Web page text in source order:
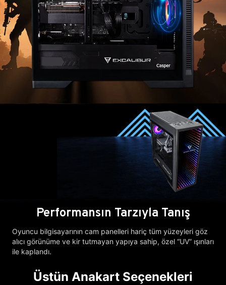
Performansın Tarzıyla Tanış
Oyuncu bilgisayarının cam panelleri hariç tüm yüzeyleri göz
alıcı görünüme ve kir tutmayan yapıya sahip, özel “UV” ışınları
ile kaplandı.
Üstün Anakart Seçenekleri